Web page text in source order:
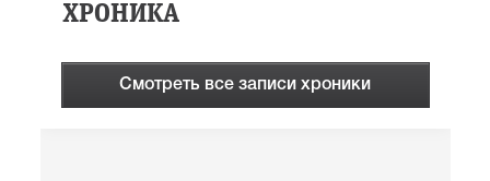
ХРОНИКА
Смотреть все записи хроники